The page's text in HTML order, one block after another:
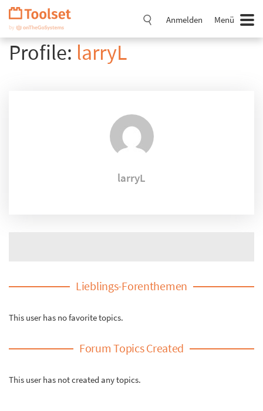
Navigation
überspringen
Anmelden Menü
Profile: larryL
larryL
Lieblings-Forenthemen
This user has no favorite topics.
Forum Topics Created
This user has not created any topics.